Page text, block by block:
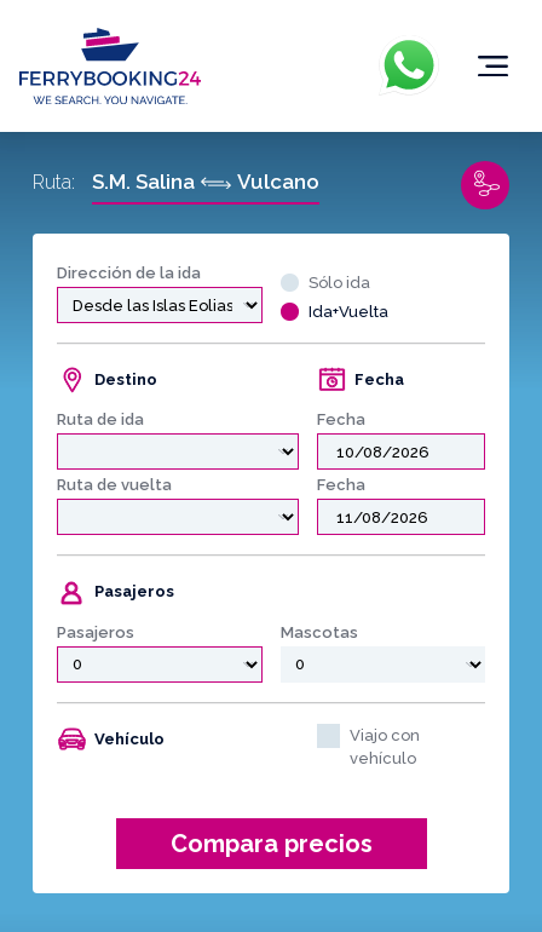
Dirección de la ida
Sólo ida
Ida+Vuelta
Destino
Ruta de ida
Fecha
Fecha
Ruta de vuelta Fecha
Pasajeros
Pasajeros Mascotas
Vehículo
Viajo con
vehículo
Compara precios
Ruta: S.M. Salina Vulcano